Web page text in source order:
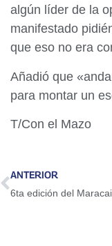
algún líder de la
manifestado
que eso no era
Añadió que
para montar un
T/Con el Mazo
ANTERIOR